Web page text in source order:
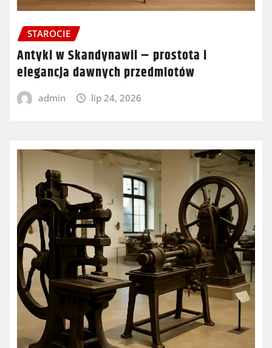
STAROCIE
Antyki w Skandynawii – prostota i
elegancja dawnych przedmiotów
admin lip 24, 2026